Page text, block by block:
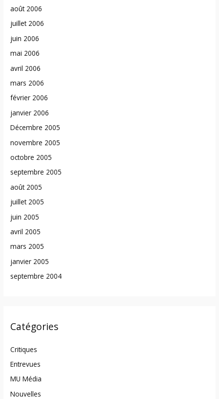
août 2006
juillet 2006
juin 2006
mai 2006
avril 2006
mars 2006
février 2006
janvier 2006
Décembre 2005
novembre 2005
octobre 2005
septembre 2005
août 2005
juillet 2005
juin 2005
avril 2005
mars 2005
janvier 2005
septembre 2004
Catégories
Critiques
Entrevues
MU Média
Nouvelles